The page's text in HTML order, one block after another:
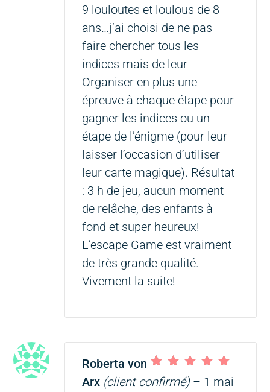
9 louloutes et loulous de 8
ans…j’ai choisi de ne pas
faire chercher tous les
indices mais de leur
Organiser en plus une
épreuve à chaque étape pour
gagner les indices ou un
étape de l’énigme (pour leur
laisser l’occasion d’utiliser
leur carte magique). Résultat
: 3 h de jeu, aucun moment
de relâche, des enfants à
fond et super heureux!
L’escape Game est vraiment
de très grande qualité.
Vivement la suite!
Note sur 5
Roberta von
Arx (client confirmé) – 1 mai